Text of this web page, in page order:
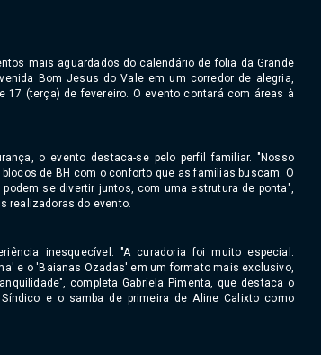
mais aguardados do calendário de folia da Grande
Bom Jesus do Vale em um corredor de alegria,
(terça) de fevereiro. O evento contará com áreas à
o evento destaca-se pelo perfil familiar. "Nosso
de BH com o conforto que as famílias buscam. O
se divertir juntos, com uma estrutura de ponta",
realizadoras do evento.
inesquecível. "A curadoria foi muito especial.
e o 'Baianas Ozadas' em um formato mais exclusivo,
completa Gabriela Pimenta, que destaca o
e o samba de primeira de Aline Calixto como